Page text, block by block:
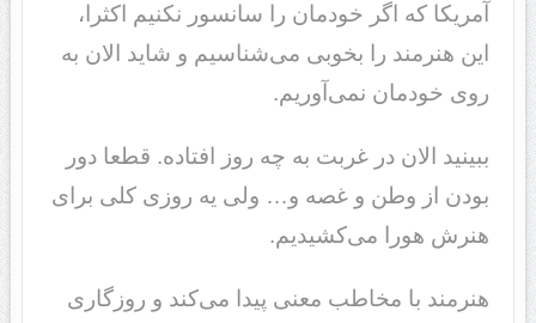
آمریکا که اگر خودمان را سانسور نکنیم اکثرا،
این هنرمند را بخوبی می‌شناسیم و شاید الان به
روی خودمان نمی‌آوریم.
ببینید الان در غربت به چه روز افتاده. قطعا دور
بودن از وطن و غصه و… ولی یه روزی کلی برای
هنرش هورا می‌کشیدیم.
هنرمند با مخاطب معنی پیدا می‌کند و روزگاری